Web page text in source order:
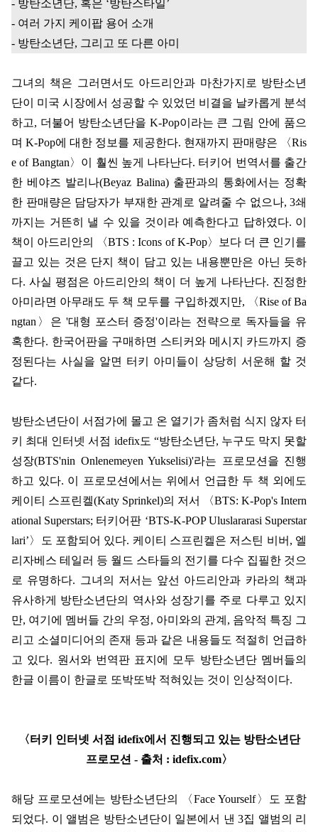
- 방탄소년단, 혹은 ‘방탄스타일’
- 여러 가지 케이팝 용어 소개
- 방탄소년단, 그리고 또 다른 아미
그녀의 책은 그러면서도 아드리안과 마찬가지로 방탄소년
단이 미국 시장에서 성공할 수 있었던 비결을 날카롭게 분석
하고, 더불어 방탄소년단을 K-Pop이라는 큰 그림 안에 품으
며K-Pop에 대한 정보를 제공한다. 현재까지 판매량은 〈Ris
e of Bangtan〉 이 훨씬 높게 나타난다. 터키어 번역서를 출간
한 베야즈 발리나(Beyaz Balina) 출판과의 통화에서는 정확
한 판매량은 담당자가 부재한 관계로 알려줄 수 없으나, 3쇄
까지는 거뜬히 낼 수 있을 것이라 예측한다고 답하였다. 이
책이 아드리안의
〈BTS : Icons of K-Pop〉
보다 더 큰 인기를
끌고 있는 것은 단지 책이 담고 있는 내용뿐만은 아닌 듯하
다. 사실 평점은 아드리안의 책이 더 높게 나타난다. 진정한
아미라면 아무래도 두 책 모두를 구입하겠지만, 〈Rise of Ba
ngtan 〉 은 '대형 포스터 증정'이라는 전략으로 독자들을 유
혹한다. 한국어판을 구매하면 스티커와 메시지 카드까지 증
정된다는 사실을 알면 터키 아미들이 상당히 서운해 할 것
같다.
방탄소년단이 서점가에 몰고 온 열기가 좀처럼 식지 않자 터
키 최대 인터넷 서점 idefix도 “방탄소년단, 누구도 막지 못할
성장(BTS'nin Onlenemeyen Yukselisi)'라는 프로모션을 진행
하고 있다. 이 프로모션에서는 위에서 언급한 두 책 외에도
케이티 스프린켈(Katy Sprinkel)의 저서 〈BTS: K-Pop's Intern
ational Superstars; 터키어판 ‘BTS-K-POP Uluslararasi Superstar
lari’〉 도 포함되어 있다. 케이티 스프린켈은 저스틴 비버 , 엘
리자베스 테일러 등 월드 스타들의 전기를 다수 집필한 것으
로 유명하다. 그녀의 저서는 앞선 아드리안과 카라의 책과
유사하게 방탄소년단의 역사와 성장기를 주로 다루고 있지
만, 여기에 멤버들 간의 우정, 아미와의 관계 , 음악적 특징 그
리고 소셜미디어의 존재 등과 같은 내용들도 적절히 언급하
고 있다. 원서와 번역판 표지에 모두 방탄소년단 멤버들의
한글 이름이 한글로 또박또박 적혀있는 것이 인상적이다.
〈터키 인터넷 서점 idefix에서 진행되고 있는 방탄소년단
프로모션 - 출처 : idefix.com〉
해당 프로모션에는 방탄소년단의 〈Face Yourself〉
도 포함
되었다. 이 앨범은 방탄소년단이 일본에서 낸 3집 앨범의 리